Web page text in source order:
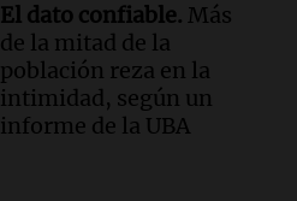
El dato confiable. Más
de la mitad de la
población reza en la
intimidad, según un
informe de la UBA